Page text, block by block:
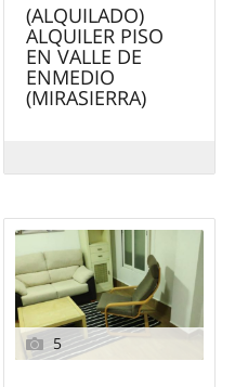
(ALQUILADO)
ALQUILER PISO
EN VALLE DE
ENMEDIO
(MIRASIERRA)
5